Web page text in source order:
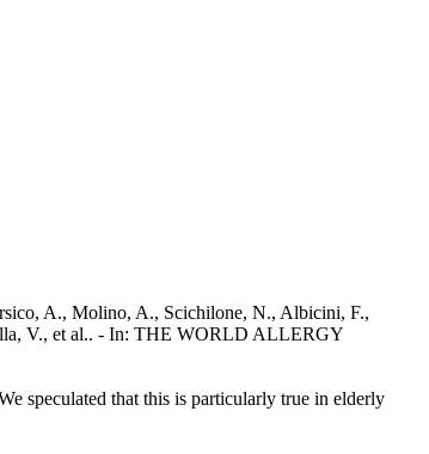
A., Molino, A., Scichilone, N., Albicini, F.,
V., et al.. - In: THE WORLD ALLERGY
speculated that this is particularly true in elderly